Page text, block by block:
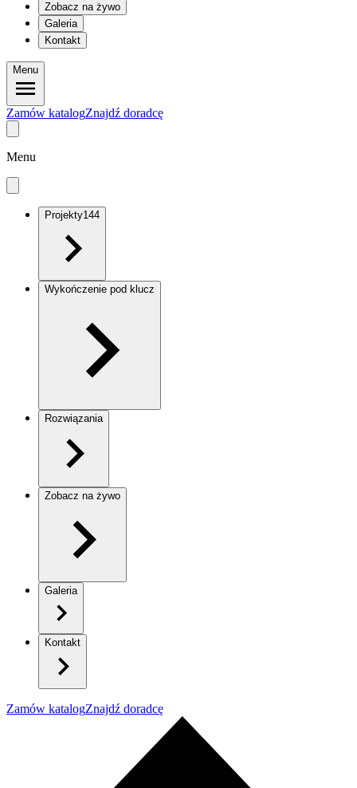
Zobacz na żywo
Galeria
Kontakt
Menu
Zamów katalogZnajdź doradcę
Menu
Projekty144
Wykończenie pod klucz
Rozwiązania
Zobacz na żywo
Galeria
Kontakt
Zamów katalogZnajdź doradcę